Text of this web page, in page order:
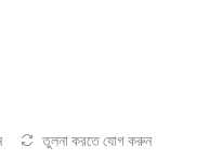
তুলনা করতে যোগ করুন